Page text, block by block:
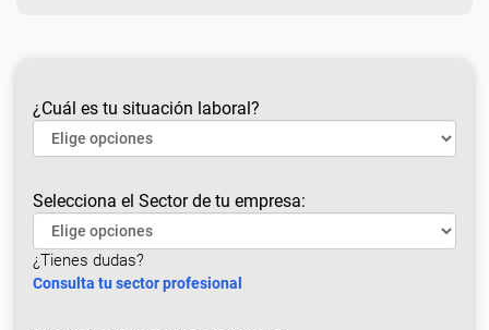
¿Cuál es tu situación laboral?
Selecciona el Sector de tu empresa:
¿Tienes dudas?
Consulta tu sector profesional